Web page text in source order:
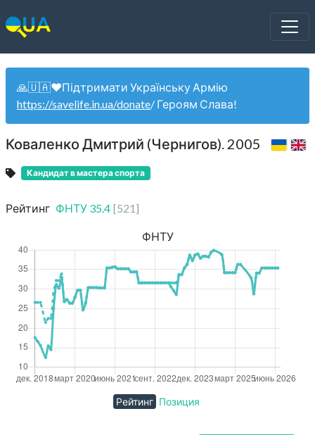
🙏🇺🇦❤️Підтримати Українську Армію
https://savelife.in.ua/donate/ Героям Слава!
Коваленко Дмитрий (Чернигов). 2005
Кандидат в мастера спорта
Рейтинг ФНТУ 35.4 [521 ]
ФНТУ
Рейтинг Позиция